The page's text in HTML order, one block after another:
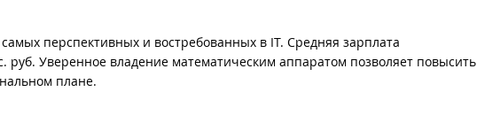
перспективных и востребованных в IT. Средняя зарплата
руб. Уверенное владение математическим аппаратом позволяет повысить
плане.